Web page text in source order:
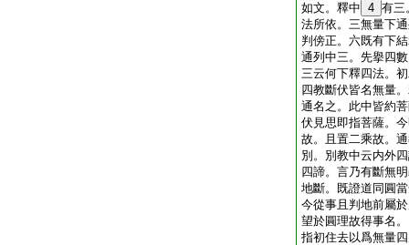
如文。釋中 4 有三
法所依。三無量下
判傍正。六既有下
通列中三。先擧四
三云何下釋四法。
四教斷伏皆名無量
通名之。此中皆約
伏見思即指菩薩。
故。且置二乘故。
別。別教中云内外
四諦。言乃有斷無
地斷。既證道同圓
今從事且判地前屬
望於圓理故得事名
指初住去以爲無量